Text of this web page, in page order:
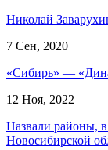
Николай
7 Сен, 2020
«Сибирь» —
12 Ноя, 2022
Назвали районы,
Новосибирской